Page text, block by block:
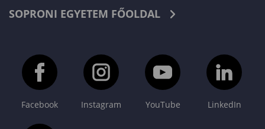
SOPRONI EGYETEM FŐOLDAL
Facebook Instagram YouTube LinkedIn